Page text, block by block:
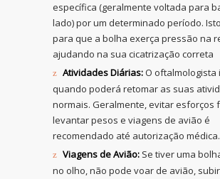
específica (geralmente voltada para
lado) por um determinado período.
para que a bolha exerça pressão na
ajudando na sua cicatrização correta
Atividades Diárias:O oftalmologista
quando poderá retomar as suas
normais. Geralmente, evitar esforços
levantar pesos e viagens de avião é
recomendado até autorização médica.
Viagens de Avião: Se tiver uma
no olho, não pode voar de avião,